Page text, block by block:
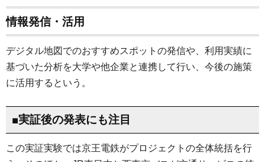
情報発信・活用
デジタル地図でのおすすめスポットの発信や、利用実績に
基づいた分析を大学や他企業と連携して行い、今後の施策
に活用するという。
■実証後の発表にも注目
この実証実験では京王電鉄がプロジェクトの全体統括を行